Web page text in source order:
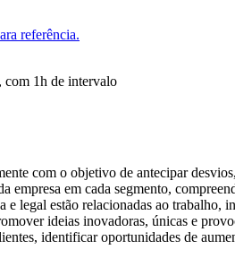
referência.
com 1h de intervalo
com o objetivo de antecipar
em cada segmento,
e legal estão relacionadas ao
ideias inovadoras, únicas e
identificar oportunidades de